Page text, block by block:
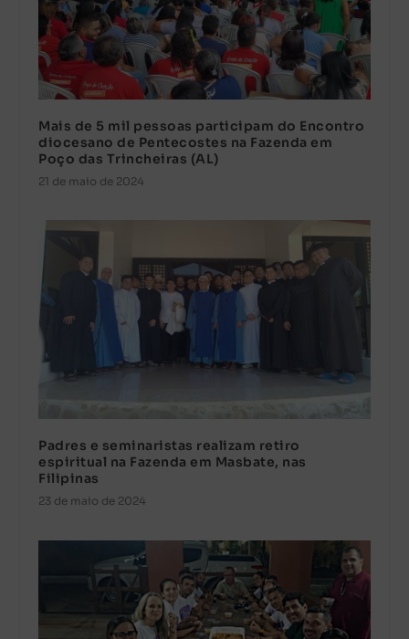
Mais de 5 mil pessoas participam do Encontro
diocesano de Pentecostes na Fazenda em
Poço das Trincheiras (AL)
21 de maio de 2024
Padres e seminaristas realizam retiro
espiritual na Fazenda em Masbate, nas
Filipinas
23 de maio de 2024